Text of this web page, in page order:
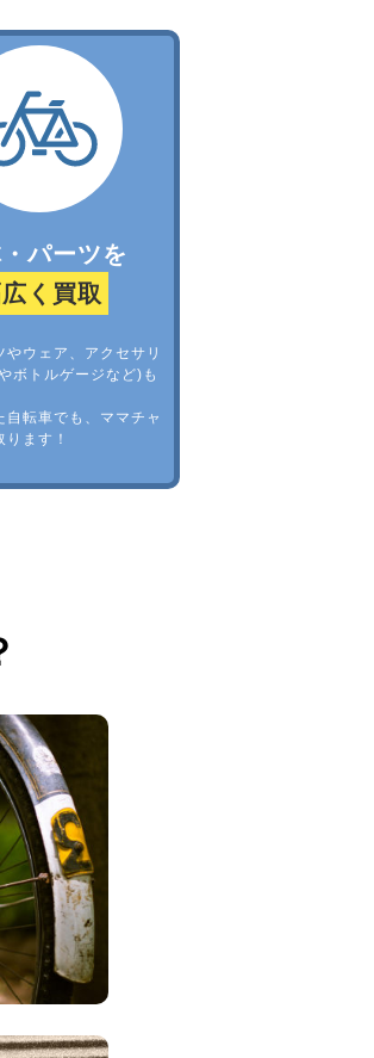
パーツを
く買取
やウェア、アクセサリ
ボトルゲージなど)も
自転車でも、ママチャ
ります！